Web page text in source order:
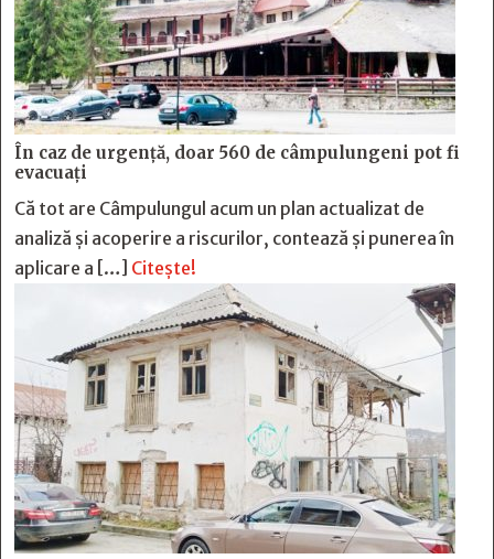
În caz de urgență, doar 560 de câmpulungeni pot fi
evacuați
Că tot are Câmpulungul acum un plan actualizat de
analiză și acoperire a riscurilor, contează și punerea în
aplicare a […] Citește!